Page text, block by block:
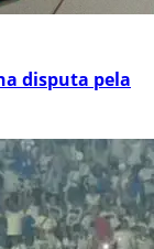
disputa pela